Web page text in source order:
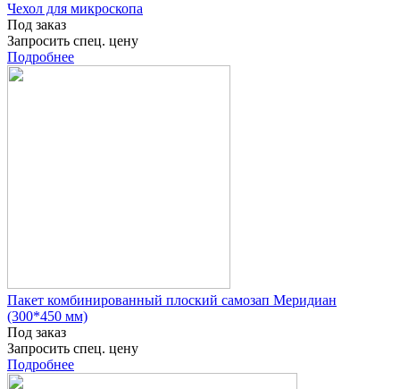
Чехол для микроскопа
Под заказ
Запросить спец. цену
Подробнее
Пакет комбинированный плоский самозап Меридиан
(300*450 мм)
Под заказ
Запросить спец. цену
Подробнее